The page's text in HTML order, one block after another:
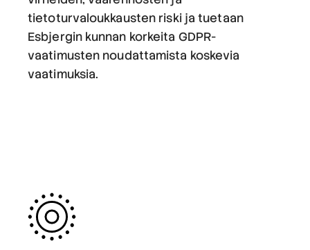
tietoturvaloukkausten riski ja tuetaan
Esbjergin kunnan korkeita GDPR-
vaatimusten noudattamista koskevia
vaatimuksia.